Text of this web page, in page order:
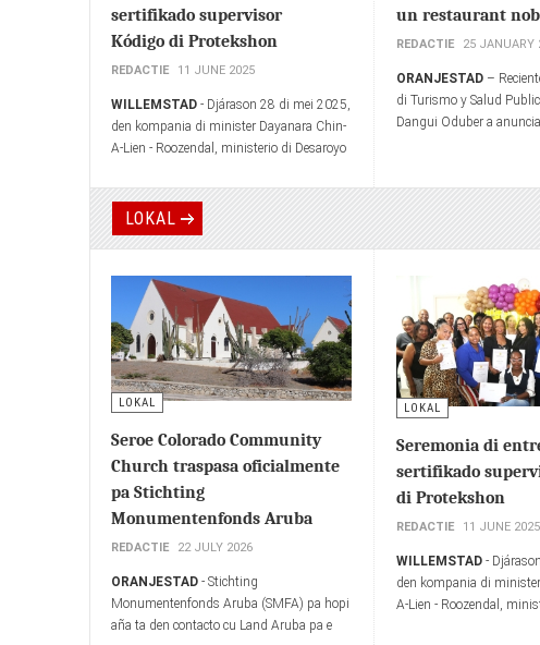
sertifikado supervisor
Kódigo di Protekshon
REDACTIE 11 JUNE 2025
WILLEMSTAD - Djárason 28 di mei 2025,
den kompania di minister Dayanara Chin-
A-Lien - Roozendal, ministerio di Desaroyo
di sektor Famia i Hubentut, a tene un
seremonia, kaminda 22 profeshonal a
risibí nan sertifikado ‘Supervisor Kódigo di
un restaurant
REDACTIE 25 JANUARY
ORANJESTAD –
di Turismo y Salud
Dangui Oduber a
tuma luga.
LOKAL
LOKAL
Seroe Colorado Community
Church traspasa oficialmente
pa Stichting
Monumentenfonds Aruba
REDACTIE 22 JULY 2026
ORANJESTAD - Stichting
Monumentenfonds Aruba (SMFA) pa hopi
aña ta den contacto cu Land Aruba pa e
LOKAL
Seremonia di
sertifikado
di Protekshon
REDACTIE 11 JUNE 2025
WILLEMSTAD -
den kompania di
A-Lien - Roozendal,